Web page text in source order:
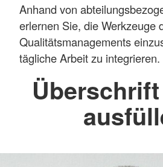
Anhand von
erlernen Sie, die Werkzeuge
Qualitätsmanagements
tägliche Arbeit zu integrieren.